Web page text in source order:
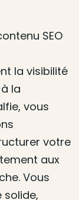
SEO
la visibilité
la
vous
votre
aux
Vous